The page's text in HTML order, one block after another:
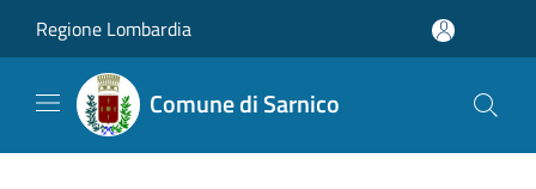
Regione Lombardia
Comune di Sarnico